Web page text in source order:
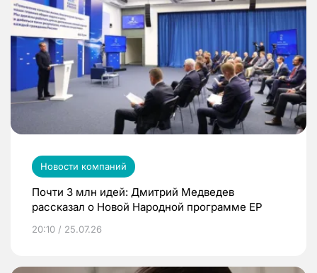
Новости компаний
Почти 3 млн идей: Дмитрий Медведев
рассказал о Новой Народной программе ЕР
20:10 / 25.07.26